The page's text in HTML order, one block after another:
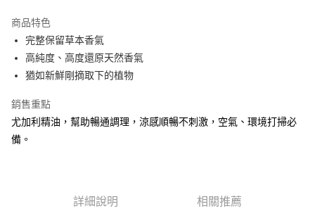
全盈+PAY
ATM付款
全家取貨付款
商品特色
完整保留草本香氣
高純度、高度還原天然香氣
猶如新鮮剛摘取下的植物
銷售重點
尤加利精油，幫助暢通調理，涼感順暢不刺激，空氣、環境打掃必
備。
詳細說明 相關推薦